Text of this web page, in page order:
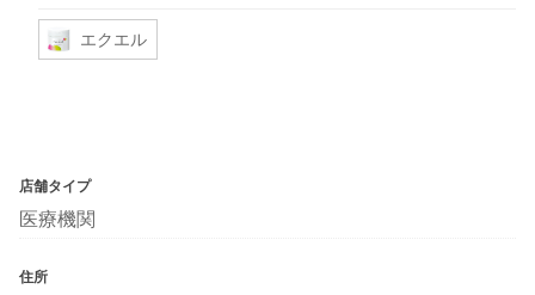
エクエル
店舗タイプ
医療機関
住所